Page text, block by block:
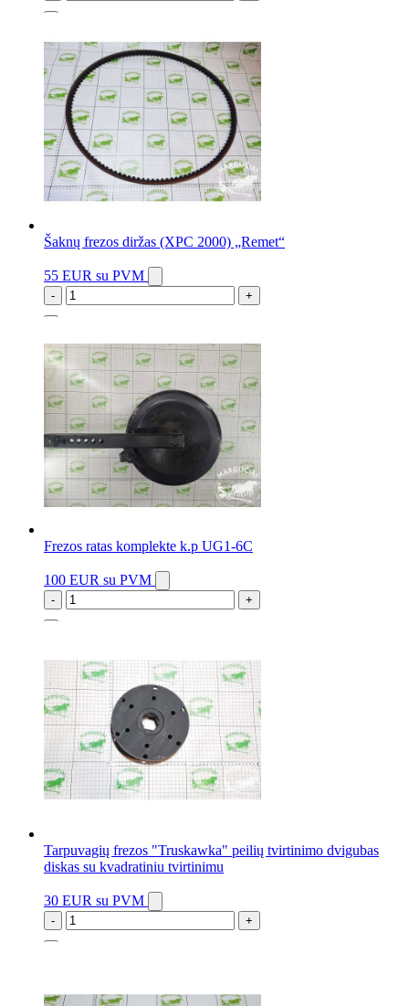
Šaknų frezos diržas (XPC 2000) „Remet“
55 EUR su PVM
- +
Frezos ratas komplekte k.p UG1-6C
100 EUR su PVM
- +
Tarpuvagių frezos "Truskawka" peilių tvirtinimo dvigubas
diskas su kvadratiniu tvirtinimu
30 EUR su PVM
- +